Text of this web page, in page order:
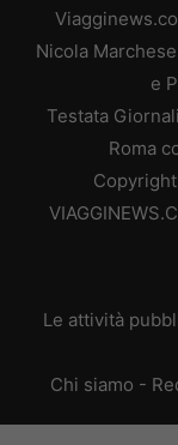
Nicola
e
Testata
Roma
Le attività
Chi siamo -